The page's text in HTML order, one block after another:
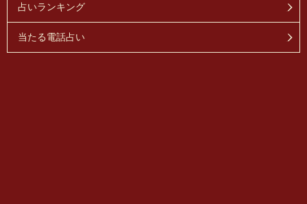
占いランキング
当たる電話占い